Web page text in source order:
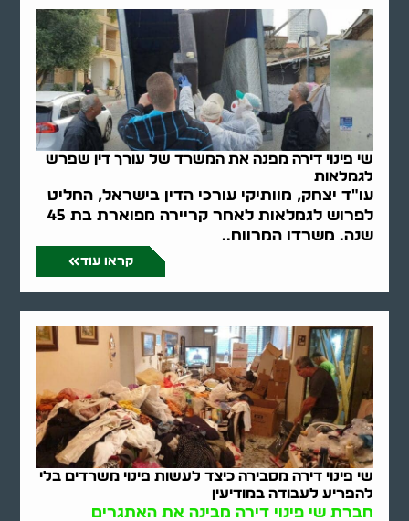
שי פינוי דירה מפנה את המשרד של עורך דין שפרש
לגמלאות
עו"ד יצחק, מוותיקי עורכי הדין בישראל, החליט
לפרוש לגמלאות לאחר קריירה מפוארת בת 45
שנה. משרדו המרווח..
קראו עוד
שי פינוי דירה מסבירה כיצד לעשות פינוי משרדים בלי
להפריע לעבודה במודיעין
חברת שי פינוי דירה מבינה את האתגרים